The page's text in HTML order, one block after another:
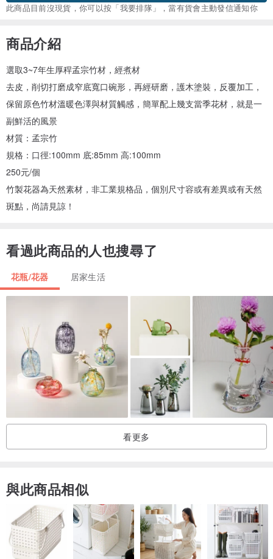
此商品目前沒現貨，你可以按「我要排隊」，當有貨會主動發信通知你
商品介紹
選取3~7年生厚稈孟宗竹材，經煮材
去皮，削切打磨成窄底寬口碗形，再經研磨，護木塗裝，反覆加工，
保留原色竹材溫暖色澤與材質觸感，簡單配上幾支當季花材，就是一
副鮮活的風景
材質：孟宗竹
規格：口徑:100mm 底:85mm 高:100mm
250元/個
竹製花器為天然素材，非工業規格品，個別尺寸容或有差異或有天然
斑點，尚請見諒！
看過此商品的人也搜尋了
花瓶/花器 居家生活
看更多
與此商品相似